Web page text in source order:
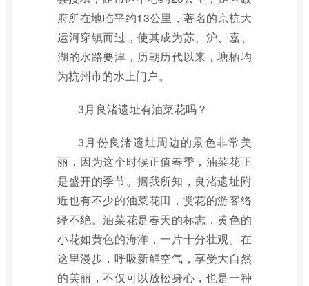
府所在地临平约13公里，著名的京杭大
运河穿镇而过，使其成为苏、沪、嘉、
湖的水路要津，历朝历代以来，塘栖均
为杭州市的水上门户。
3月良渚遗址有油菜花吗？
3月份良渚遗址周边的景色非常美
丽，因为这个时候正值春季，油菜花正
是盛开的季节。据我所知，良渚遗址附
近也有不少的油菜花田，赏花的游客络
绎不绝。油菜花是春天的标志，黄色的
小花如黄色的海洋，一片十分壮观。在
这里漫步，呼吸新鲜空气，享受大自然
的美丽，不仅可以放松身心，也是一种